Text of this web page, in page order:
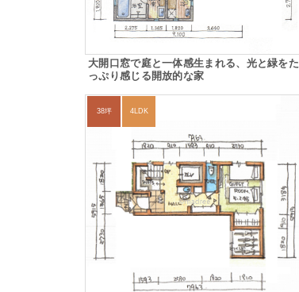
大開口窓で庭と一体感生まれる、光と緑をた
っぷり感じる開放的な家
38坪 4LDK